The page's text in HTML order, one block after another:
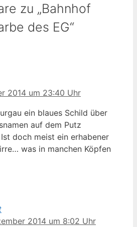
zu „Bahnhof
des EG“
2014 um 23:40 Uhr
ein blaues Schild über
auf dem Putz
doch meist ein erhabener
was in manchen Köpfen
2014 um 8:02 Uhr